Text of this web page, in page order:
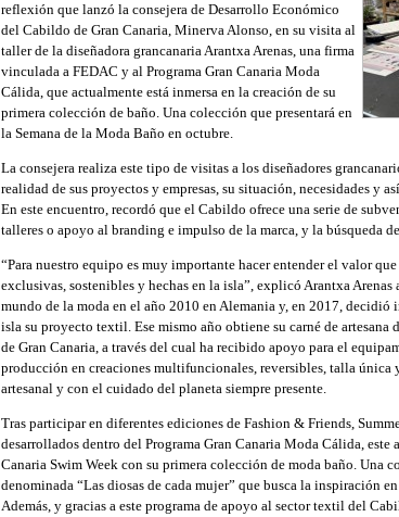
reflexión que lanzó la consejera de Desarrollo Económico
del Cabildo de Gran Canaria, Minerva Alonso, en su visita al
taller de la diseñadora grancanaria Arantxa Arenas, una firma
vinculada a FEDAC y al Programa Gran Canaria Moda
Cálida, que actualmente está inmersa en la creación de su
primera colección de baño. Una colección que presentará en
la Semana de la Moda Baño en octubre.
La consejera realiza este tipo de visitas a los diseñadores
realidad de sus proyectos y empresas, su situación, necesidades y
En este encuentro, recordó que el Cabildo ofrece una serie de
talleres o apoyo al branding e impulso de la marca, y la búsqueda
“Para nuestro equipo es muy importante hacer entender el valor
exclusivas, sostenibles y hechas en la isla”, explicó Arantxa
mundo de la moda en el año 2010 en Alemania y, en 2017, decidió
isla su proyecto textil. Ese mismo año obtiene su carné de
de Gran Canaria, a través del cual ha recibido apoyo para el
producción en creaciones multifuncionales, reversibles, talla única
artesanal y con el cuidado del planeta siempre presente.
Tras participar en diferentes ediciones de Fashion & Friends,
desarrollados dentro del Programa Gran Canaria Moda Cálida,
Canaria Swim Week con su primera colección de moda baño. Una
denominada “Las diosas de cada mujer” que busca la inspiración
Además, y gracias a este programa de apoyo al sector textil del